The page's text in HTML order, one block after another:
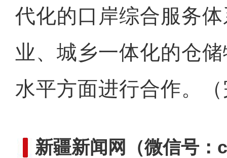
代化的口岸综合服务
业、城乡一体化的仓
水平方面进行合作。
新疆新闻网 （微信号